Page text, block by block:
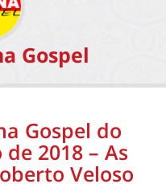
Gospel
Gospel do
2018 – As
Veloso